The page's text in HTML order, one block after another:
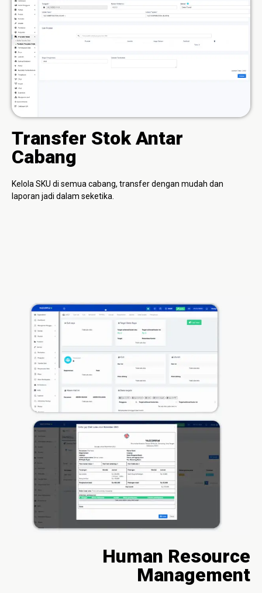
Transfer Stok Antar
Cabang
Kelola SKU di semua cabang, transfer dengan mudah dan
laporan jadi dalam seketika.
Human Resource
Management